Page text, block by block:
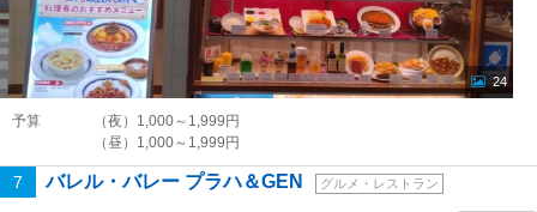
24
予算
（夜）1,000～1,999円
（昼）1,000～1,999円
7 バレル・バレー プラハ＆GEN グルメ・レストラン